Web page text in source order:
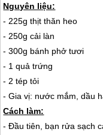
Nguyên liệu:
- 225g thịt thăn heo
- 250g cải làn
- 300g bánh phở tươi
- 1 quả trứng
- 2 tép tỏi
- Gia vị: nước mắm, dầu
Cách làm:
- Đầu tiên, bạn rửa sạch